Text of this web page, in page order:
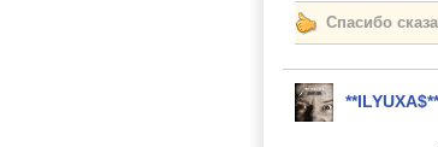
Спасибо
**ILYUXA$**